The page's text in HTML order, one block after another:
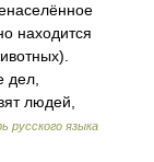
находится
дел,
людей,
русского языка